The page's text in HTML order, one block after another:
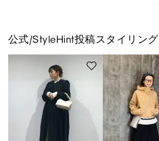
公式/StyleHint投稿スタイリング